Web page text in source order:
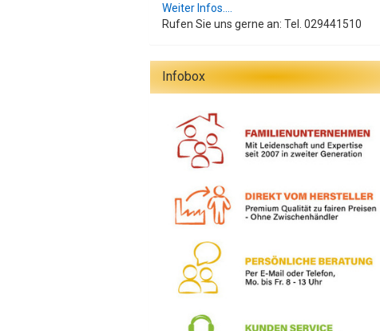
Weiter Infos....
Rufen Sie uns gerne an: Tel. 029441510
Infobox